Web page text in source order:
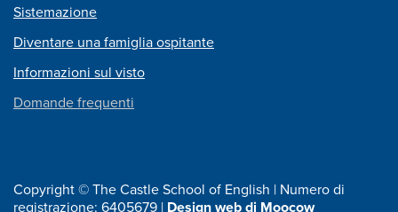
Sistemazione
Diventare una famiglia ospitante
Informazioni sul visto
Domande frequenti
Copyright © The Castle School of English | Numero di
registrazione: 6405679 | Design web di Moocow